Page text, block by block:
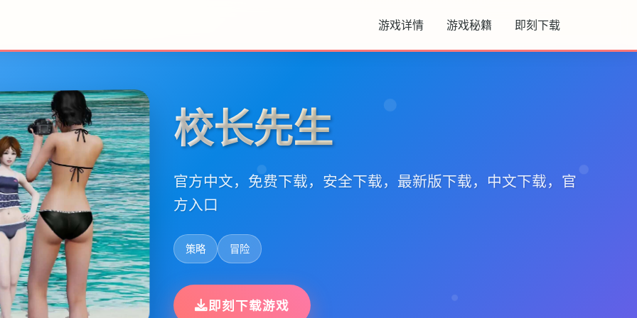
游戏详情 游戏秘籍 即刻下载
校长先生
官方中文，免费下载，安全下载，最新版下载，中文下载，官
方入口
策略 冒险
即刻下载游戏